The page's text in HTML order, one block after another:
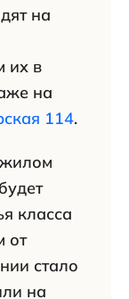
на
их в
на
114.
класса
от
стало
на